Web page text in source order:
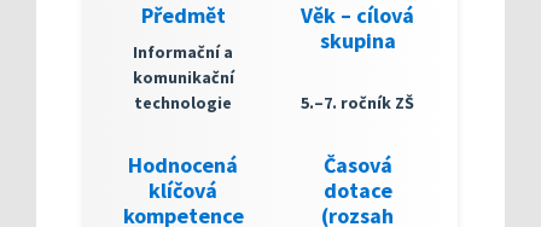
Předmět
Informační a
komunikační
technologie
Věk – cílová
skupina
5.–7. ročník ZŠ
Hodnocená
klíčová
kompetence
Časová
dotace
(rozsah